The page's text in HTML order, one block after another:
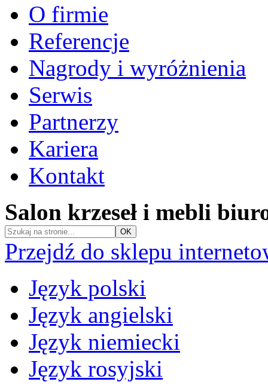
O firmie
Referencje
Nagrody i wyróżnienia
Serwis
Partnerzy
Kariera
Kontakt
Salon krzeseł i mebli
Przejdź do sklepu
Język polski
Język angielski
Język niemiecki
Język rosyjski